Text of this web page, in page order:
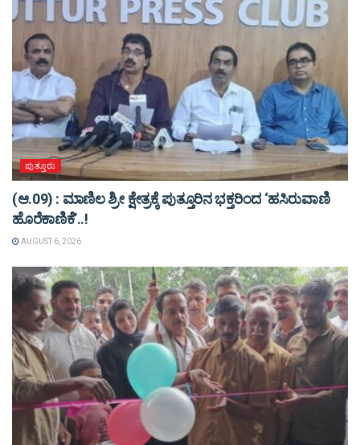
ಪುತ್ತೂರು
(ಆ.09) : ಮಾಣಿಲ ಶ್ರೀ ಕ್ಷೇತ್ರಕ್ಕೆ ಪುತ್ತೂರಿನ ಭಕ್ತರಿಂದ ‘ಹಸಿರುವಾಣಿ
ಹೊರೆಕಾಣಿಕೆ’..!
AUGUST 6, 2026